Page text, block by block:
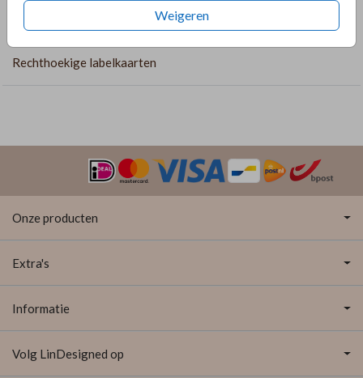
Weigeren
bijbestellen via de volgende link:
https://lindesigned.nl/touwtjes
COLLECTIE
Rechthoekige labelkaarten
Onze producten
Extra's
Informatie
Volg LinDesigned op